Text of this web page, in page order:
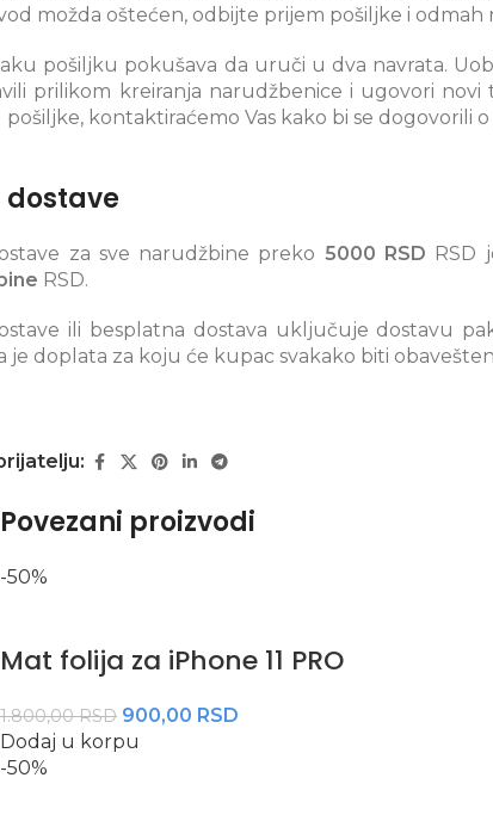
možda oštećen, odbijte prijem pošiljke i odmah
pošiljku pokušava da uruči u dva navrata.
prilikom kreiranja narudžbenice i ugovori
kontaktiraćemo Vas kako bi se dogovorili
dostave
za sve narudžbine preko 5000 RSD RSD
RSD.
ili besplatna dostava uključuje dostavu
je doplata za koju će kupac svakako biti
Povezani proizvodi
-50%
Mat folija za iPhone 11 PRO
1.800,00RSD 900,00 RSD
Dodaj u korpu
-50%